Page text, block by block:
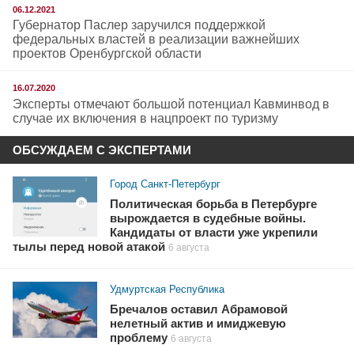
06.12.2021
Губернатор Паслер заручился поддержкой
федеральных властей в реализации важнейших
проектов Оренбургской области
16.07.2020
Эксперты отмечают большой потенциал Кавминвод в
случае их включения в нацпроект по туризму
ОБСУЖДАЕМ С ЭКСПЕРТАМИ
Город Санкт-Петербург
Политическая борьба в Петербурге
вырождается в судебные войны.
Кандидаты от власти уже укрепили
тылы перед новой атакой 6 августа
Удмуртская Республика
Бречалов оставил Абрамовой
нелетный актив и имиджевую
проблему 6 августа